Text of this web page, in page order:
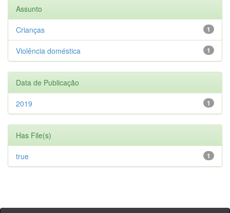
Assunto
1
Crianças
1
Violência doméstica
Data de Publicação
1
2019
Has File(s)
1
true